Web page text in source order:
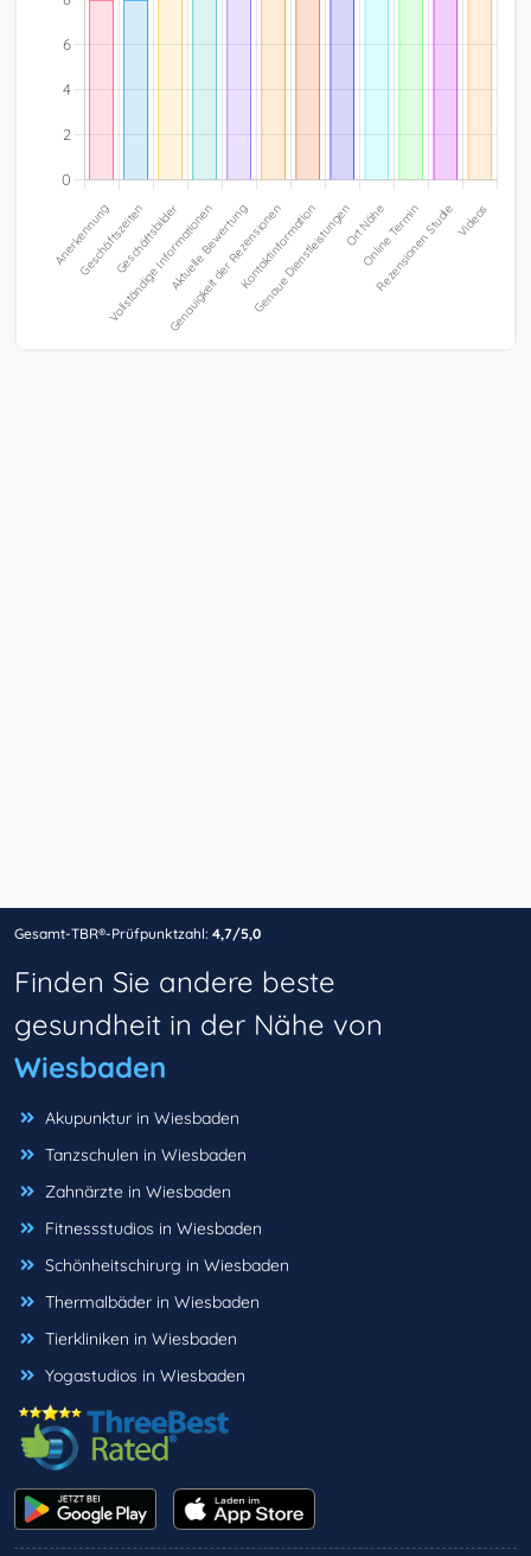
Gesamt-TBR®-Prüfpunktzahl: 4,7/5,0
Finden Sie andere beste
gesundheit in der Nähe von
Wiesbaden
Akupunktur in Wiesbaden
Tanzschulen in Wiesbaden
Zahnärzte in Wiesbaden
Fitnessstudios in Wiesbaden
Schönheitschirurg in Wiesbaden
Thermalbäder in Wiesbaden
Tierkliniken in Wiesbaden
Yogastudios in Wiesbaden